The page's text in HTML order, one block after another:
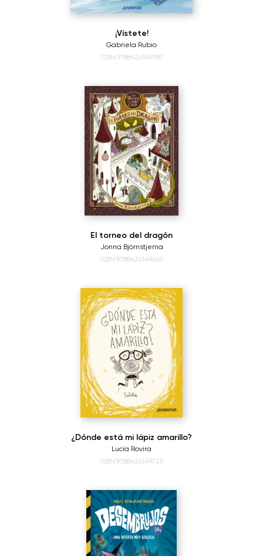
¡Vístete!
Gabriela Rubio
ISBN:9788426149787
El torneo del dragón
Jonna Björnstjerna
ISBN:9788426149664
¿Dónde está mi lápiz amarillo?
Lucía Rovira
ISBN:9788426149725